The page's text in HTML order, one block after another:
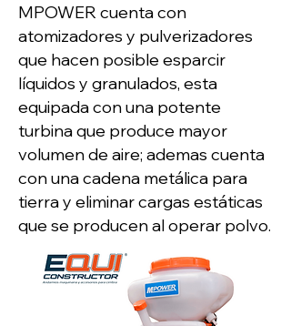
MPOWER cuenta con
atomizadores y pulverizadores
que hacen posible esparcir
líquidos y granulados, esta
equipada con una potente
turbina que produce mayor
volumen de aire; ademas cuenta
con una cadena metálica para
tierra y eliminar cargas estáticas
que se producen al operar polvo.